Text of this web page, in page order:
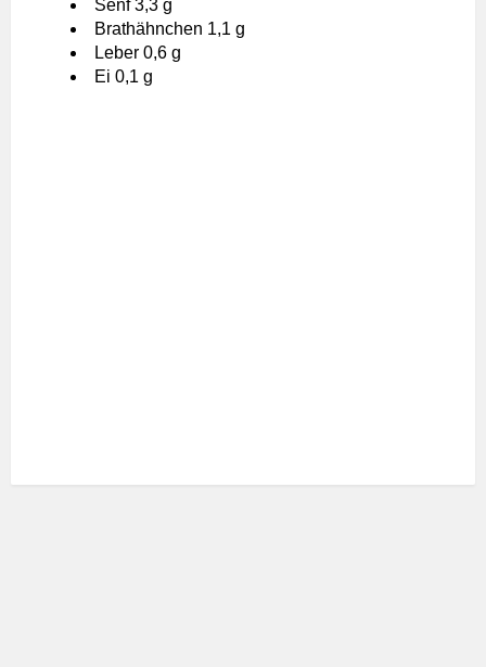
Senf 3,3 g
Brathähnchen 1,1 g
Leber 0,6 g
Ei 0,1 g